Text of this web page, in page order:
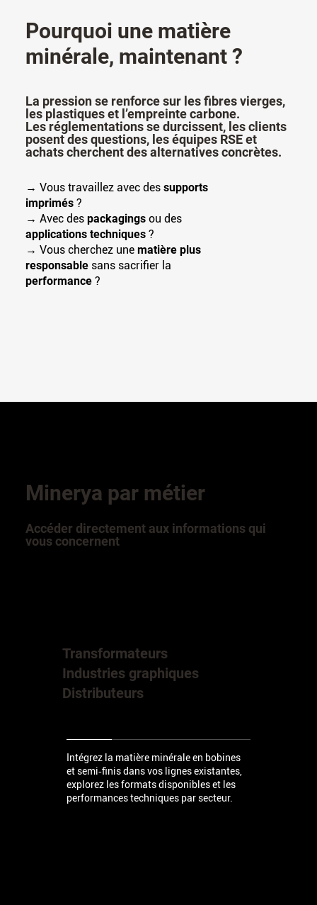
Pourquoi une matière
minérale, maintenant ?
La pression se renforce sur les fibres vierges,
les plastiques et l’empreinte carbone.
Les réglementations se durcissent, les clients
posent des questions, les équipes RSE et
achats cherchent des alternatives concrètes.
→ Vous travaillez avec des supports
imprimés ?
→ Avec des packagingsou des
applications techniques?
→ Vous cherchez unematière plus
responsable sans sacrifier la
performance?
Minerya par métier
Accéder directement aux informations qui
vous concernent
Transformateurs
Industries graphiques
Distributeurs
Intégrez la matière minérale en bobines
et semi‑finis dans vos lignes existantes,
explorez les formats disponibles et les
performances techniques par secteur.